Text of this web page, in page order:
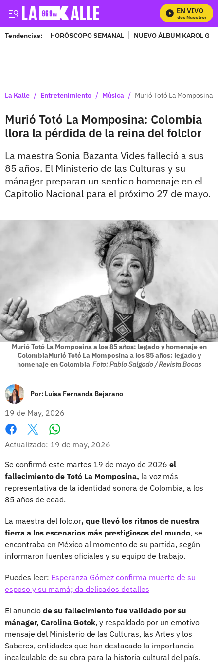
EN VIVO
Mira Todos Nuestros
Tendencias: HORÓSCOPO SEMANAL NUEVO ÁLBUM KAROL G
La Kalle / Entretenimiento / Música / Murió Totó La
Murió Totó La Momposina: Colombia
llora la pérdida de la reina del folclor
La maestra Sonia Bazanta Vides falleció a sus
85 años. El Ministerio de las Culturas y su
mánager preparan un sentido homenaje en el
Capitolio Nacional para el próximo 27 de mayo.
Murió Totó La Momposina a los 85 años: legado y homenaje en
ColombiaMurió Totó La Momposina a los 85 años: legado y
homenaje en Colombia Foto: Pablo Salgado / Revista Bocas
Por: Luisa Fernanda Bejarano
19 de May, 2026
Facebook
X
Actualizado: 19 de may, 2026
Se confirmó este martes 19 de mayo de 2026 el
fallecimiento de Totó La Momposina, la voz más
representativa de la identidad sonora de Colombia, a los
85 años de edad.
La maestra del folclor, que llevó los ritmos de nuestra
tierra a los escenarios más prestigiosos del mundo, se
encontraba en México al momento de su partida, según
informaron fuentes oficiales y su equipo de trabajo.
Puedes leer: Esperanza Gómez confirma muerte de su
esposo y su mamá; da delicados detalles
El anuncio de su fallecimiento fue validado por su
mánager, Carolina Gotok, y respaldado por un emotivo
mensaje del Ministerio de las Culturas, las Artes y los
Saberes, entidades que han destacado la importancia
incalculable de su obra para la historia cultural del país.